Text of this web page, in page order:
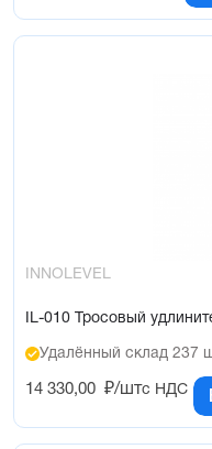
INNOLEVEL
IL-010 Тросовый
Удалённый склад 237
14 330,00 ₽/штс НДС